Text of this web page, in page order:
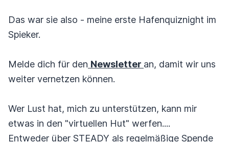
Das war sie also - meine erste Hafenquiznight im
Spieker.
Melde dich für den Newsletter an, damit wir uns
weiter vernetzen können.
Wer Lust hat, mich zu unterstützen, kann mir
etwas in den "virtuellen Hut" werfen....
Entweder über STEADY als regelmäßige Spende